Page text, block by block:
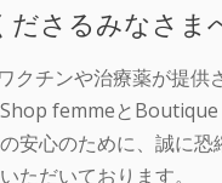
ださるみなさま
クチンや治療薬が提供
femmeと
安心のために、誠に恐
ただいております。